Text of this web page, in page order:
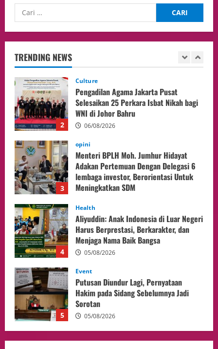
TRENDING NEWS
2
Selesaikan 25 Perkara Isbat Nikah bagi
3
opini
Menteri BPLH Moh. Jumhur Hidayat
Adakan Pertemuan Dengan Delegasi 6
lembaga investor, Berorientasi Untuk
Meningkatkan SDM
4
Health
Aliyuddin: Anak Indonesia di Luar Negeri
Harus Berprestasi, Berkarakter, dan
Menjaga Nama Baik Bangsa
05/08/2026
5
Event
Putusan Diundur Lagi, Pernyataan
Hakim pada Sidang Sebelumnya Jadi
Sorotan
05/08/2026
1
Business
Kuasa Hukum H Sebut AS Diduga Tiga
Kali Absen Tes DNA, Minta Proses
Hukum Dibuka Secara Terang
10/08/2026